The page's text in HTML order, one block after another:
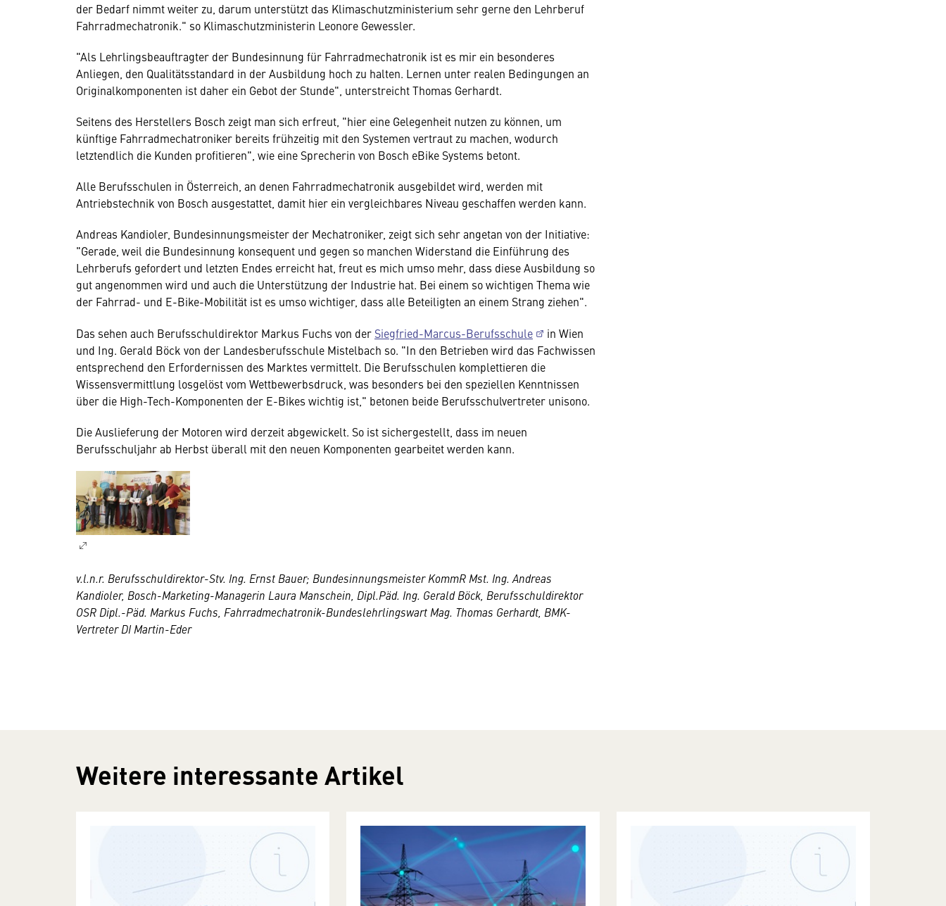
der Bedarf nimmt weiter zu, darum unterstützt das Klimaschutzministerium sehr gerne den Lehrberuf
Fahrradmechatronik." so Klimaschutzministerin Leonore Gewessler.
"Als Lehrlingsbeauftragter der Bundesinnung für Fahrradmechatronik ist es mir ein besonderes
Anliegen, den Qualitätsstandard in der Ausbildung hoch zu halten. Lernen unter realen Bedingungen an
Originalkomponenten ist daher ein Gebot der Stunde", unterstreicht Thomas Gerhardt.
Seitens des Herstellers Bosch zeigt man sich erfreut, "hier eine Gelegenheit nutzen zu können, um
künftige Fahrradmechatroniker bereits frühzeitig mit den Systemen vertraut zu machen, wodurch
letztendlich die Kunden profitieren", wie eine Sprecherin von Bosch eBike Systems betont.
Alle Berufsschulen in Österreich, an denen Fahrradmechatronik ausgebildet wird, werden mit
Antriebstechnik von Bosch ausgestattet, damit hier ein vergleichbares Niveau geschaffen werden kann.
Andreas Kandioler, Bundesinnungsmeister der Mechatroniker, zeigt sich sehr angetan von der Initiative:
"Gerade, weil die Bundesinnung konsequent und gegen so manchen Widerstand die Einführung des
Lehrberufs gefordert und letzten Endes erreicht hat, freut es mich umso mehr, dass diese Ausbildung so
gut angenommen wird und auch die Unterstützung der Industrie hat. Bei einem so wichtigen Thema wie
der Fahrrad- und E-Bike-Mobilität ist es umso wichtiger, dass alle Beteiligten an einem Strang ziehen".
Das sehen auch Berufsschuldirektor Markus Fuchs von der Siegfried-Marcus-Berufsschule
in Wien
und Ing. Gerald Böck von der Landesberufsschule Mistelbach so. "In den Betrieben wird das Fachwissen
entsprechend den Erfordernissen des Marktes vermittelt. Die Berufsschulen komplettieren die
Wissensvermittlung losgelöst vom Wettbewerbsdruck, was besonders bei den speziellen Kenntnissen
über die High-Tech-Komponenten der E-Bikes wichtig ist," betonen beide Berufsschulvertreter unisono.
Die Auslieferung der Motoren wird derzeit abgewickelt. So ist sichergestellt, dass im neuen
Berufsschuljahr ab Herbst überall mit den neuen Komponenten gearbeitet werden kann.
v.l.n.r. Berufsschuldirektor-Stv. Ing. Ernst Bauer; Bundesinnungsmeister KommR Mst. Ing. Andreas
Kandioler, Bosch-Marketing-Managerin Laura Manschein, Dipl.Päd. Ing. Gerald Böck, Berufsschuldirektor
OSR Dipl.-Päd. Markus Fuchs, Fahrradmechatronik-Bundeslehrlingswart Mag. Thomas Gerhardt, BMK-
Vertreter DI Martin-Eder
Weitere interessante Artikel